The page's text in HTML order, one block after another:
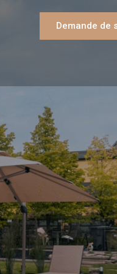
Demande de